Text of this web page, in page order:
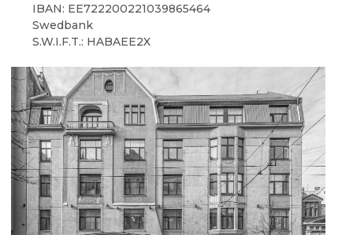
IBAN: EE722200221039865464
Swedbank
S.W.I.F.T.: HABAEE2X